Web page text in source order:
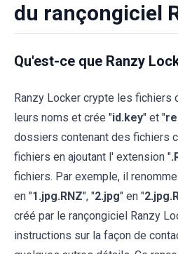
du rançongiciel
Qu'est-ce que Ranzy
Ranzy Locker crypte les fichiers
leurs noms et crée "id.key" et "
dossiers contenant des fichiers
fichiers en ajoutant l' extension "
fichiers. Par exemple, il
en "1.jpg.RNZ", "2.jpg" en "
créé par le rançongiciel Ranzy
instructions sur la façon de